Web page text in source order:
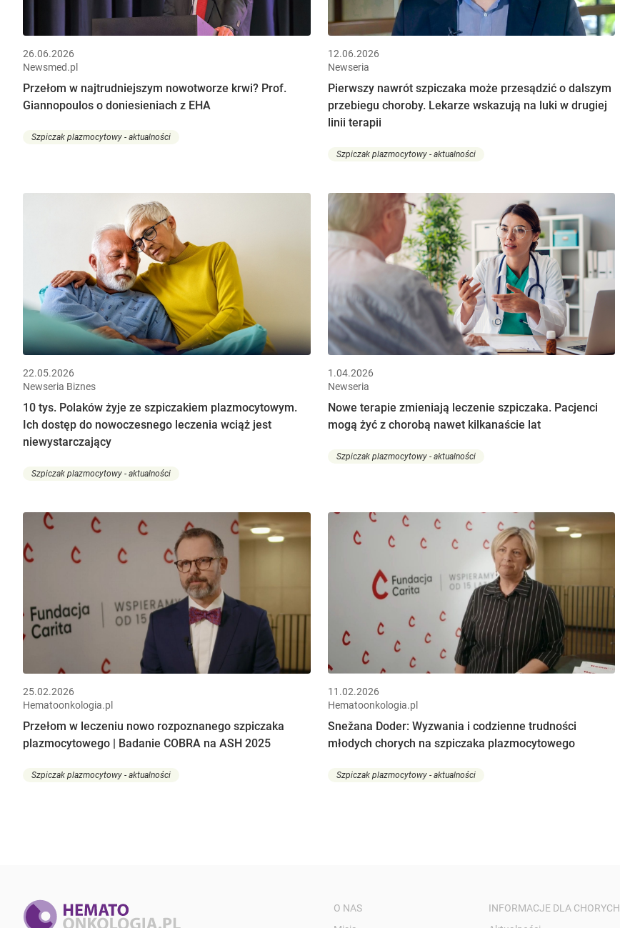
26.06.2026
Newsmed.pl
Przełom w najtrudniejszym nowotworze krwi? Prof.
Giannopoulos o doniesieniach z EHA
Szpiczak plazmocytowy - aktualności
12.06.2026
Newseria
Pierwszy nawrót szpiczaka może przesądzić o dalszym
przebiegu choroby. Lekarze wskazują na luki w drugiej
linii terapii
Szpiczak plazmocytowy - aktualności
22.05.2026
Newseria Biznes
10 tys. Polaków żyje ze szpiczakiem plazmocytowym.
Ich dostęp do nowoczesnego leczenia wciąż jest
niewystarczający
Szpiczak plazmocytowy - aktualności
1.04.2026
Newseria
Nowe terapie zmieniają leczenie szpiczaka. Pacjenci
mogą żyć z chorobą nawet kilkanaście lat
Szpiczak plazmocytowy - aktualności
25.02.2026
Hematoonkologia.pl
Przełom w leczeniu nowo rozpoznanego szpiczaka
plazmocytowego | Badanie COBRA na ASH 2025
Szpiczak plazmocytowy - aktualności
11.02.2026
Hematoonkologia.pl
Snežana Doder: Wyzwania i codzienne trudności
młodych chorych na szpiczaka plazmocytowego
Szpiczak plazmocytowy - aktualności
O NAS
INFORMACJE DLA CHORYCH